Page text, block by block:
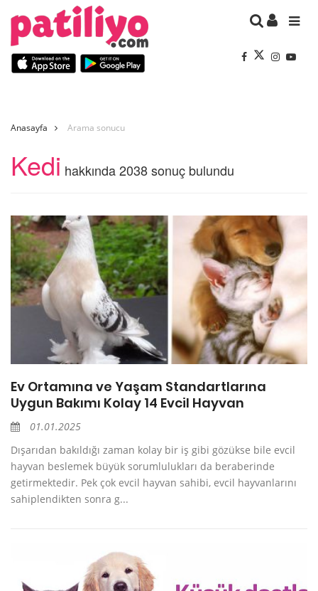
Anasayfa Arama sonucu
Kedi hakkında 2038 sonuç bulundu
Ev Ortamına ve Yaşam Standartlarına
Uygun Bakımı Kolay 14 Evcil Hayvan
01.01.2025
Dışarıdan bakıldığı zaman kolay bir iş gibi gözükse bile evcil
hayvan beslemek büyük sorumlulukları da beraberinde
getirmektedir. Pek çok evcil hayvan sahibi, evcil hayvanlarını
sahiplendikten sonra g...